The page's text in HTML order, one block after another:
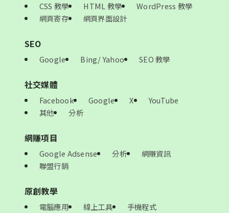
CSS 教學 HTML 教學
WordPress 教學
網頁寄存
網頁界面設計
SEO
Google Bing/ Yahoo SEO 教學
社交媒體
Facebook Google X
YouTube
其他
分析
網賺項目
Google Adsense 分析
網賺資訊
聯盟行銷
原創教學
電腦應用 線上工具 手機程式